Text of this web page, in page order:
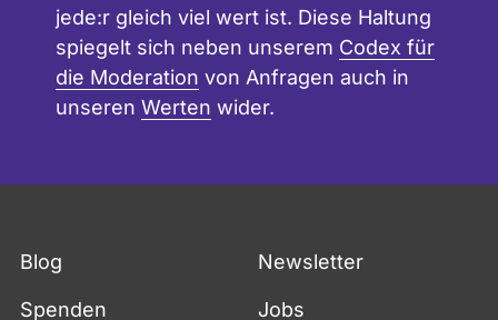
jede:r gleich viel wert ist. Diese Haltung
spiegelt sich neben unserem Codex für
die Moderation von Anfragen auch in
unseren Werten wider.
Blog Newsletter
Spenden Jobs